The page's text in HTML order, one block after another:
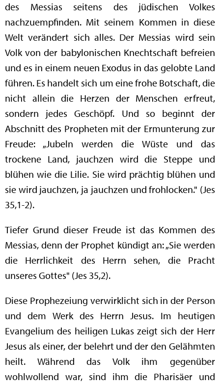
des Messias seitens des jüdischen Volkes
nachzuempfinden. Mit seinem Kommen in diese
Welt verändert sich alles. Der Messias wird sein
Volk von der babylonischen Knechtschaft befreien
und es in einem neuen Exodus in das gelobte Land
führen. Es handelt sich um eine frohe Botschaft, die
nicht allein die Herzen der Menschen erfreut,
sondern jedes Geschöpf. Und so beginnt der
Abschnitt des Propheten mit der Ermunterung zur
Freude: „Jubeln werden die Wüste und das
trockene Land, jauchzen wird die Steppe und
blühen wie die Lilie. Sie wird prächtig blühen und
sie wird jauchzen, ja jauchzen und frohlocken." (Jes
35,1-2).
Tiefer Grund dieser Freude ist das Kommen des
Messias, denn der Prophet kündigt an: „Sie werden
die Herrlichkeit des Herrn sehen, die Pracht
unseres Gottes" (Jes 35,2).
Diese Prophezeiung verwirklicht sich in der Person
und dem Werk des Herrn Jesus. Im heutigen
Evangelium des heiligen Lukas zeigt sich der Herr
Jesus als einer, der belehrt und der den Gelähmten
heilt. Während das Volk ihm gegenüber
wohlwollend war, sind ihm die Pharisäer und